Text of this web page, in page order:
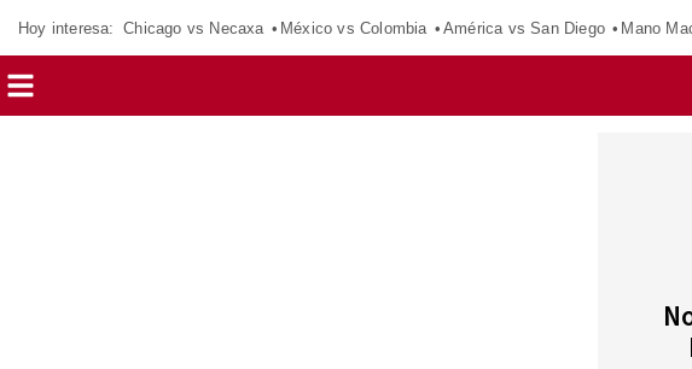
Hoy interesa: Chicago vs Necaxa México vs Colombia América vs San Diego Mano